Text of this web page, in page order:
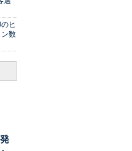
ヒ
数